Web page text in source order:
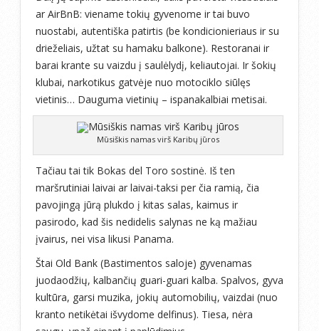
ar AirBnB: viename tokių gyvenome ir tai buvo
nuostabi, autentiška patirtis (be kondicionieriaus ir su
drieželiais, užtat su hamaku balkone). Restoranai ir
barai krante su vaizdu į saulėlydį, keliautojai. Ir šokių
klubai, narkotikus gatvėje nuo motociklo siūlęs
vietinis… Dauguma vietinių – ispanakalbiai metisai.
Mūsiškis namas virš Karibų jūros
Tačiau tai tik Bokas del Toro sostinė. Iš ten
maršrutiniai laivai ar laivai-taksi per čia ramią, čia
pavojingą jūrą plukdo į kitas salas, kaimus ir
pasirodo, kad šis nedidelis salynas ne ką mažiau
įvairus, nei visa likusi Panama.
Štai Old Bank (Bastimentos saloje) gyvenamas
juodaodžių, kalbančių guari-guari kalba. Spalvos, gyva
kultūra, garsi muzika, jokių automobilių, vaizdai (nuo
kranto netikėtai išvydome delfinus). Tiesa, nėra